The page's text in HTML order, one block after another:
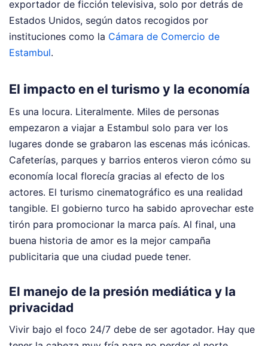
exportador de ficción televisiva, solo por detrás de
Estados Unidos, según datos recogidos por
instituciones como la Cámara de Comercio de
Estambul.
El impacto en el turismo y la economía
Es una locura. Literalmente. Miles de personas
empezaron a viajar a Estambul solo para ver los
lugares donde se grabaron las escenas más icónicas.
Cafeterías, parques y barrios enteros vieron cómo su
economía local florecía gracias al efecto de los
actores. El turismo cinematográfico es una realidad
tangible. El gobierno turco ha sabido aprovechar este
tirón para promocionar la marca país. Al final, una
buena historia de amor es la mejor campaña
publicitaria que una ciudad puede tener.
El manejo de la presión mediática y la
privacidad
Vivir bajo el foco 24/7 debe de ser agotador. Hay que